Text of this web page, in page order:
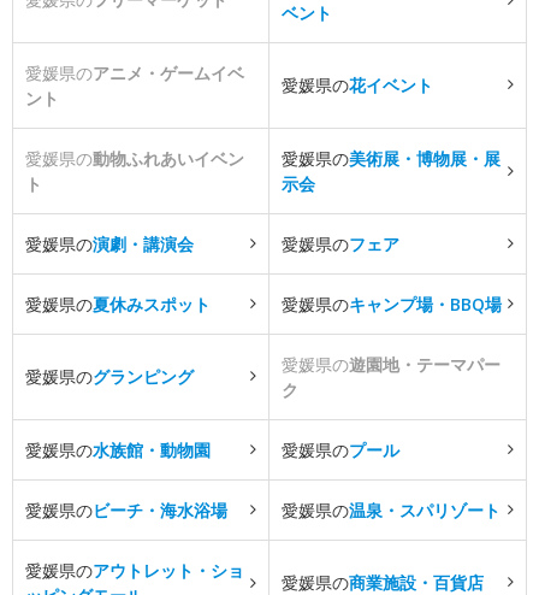
ベント
愛媛県のアニメ・ゲームイベ
ント
愛媛県の花イベント
愛媛県の動物ふれあいイベン
ト
愛媛県の美術展・博物展・展
示会
愛媛県の演劇・講演会 愛媛県のフェア
愛媛県の夏休みスポット 愛媛県のキャンプ場・BBQ場
愛媛県のグランピング
愛媛県の遊園地・テーマパー
ク
愛媛県の水族館・動物園 愛媛県のプール
愛媛県のビーチ・海水浴場 愛媛県の温泉・スパリゾート
愛媛県のアウトレット・ショ
愛媛県の商業施設・百貨店